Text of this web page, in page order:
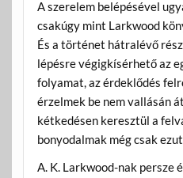
A szerelem belépésével
csakúgy mint Larkwood
És a történet hátralévő
lépésre végigkísérhető az
folyamat, az érdeklődés
érzelmek be nem vallásán
kétkedésen keresztül a
bonyodalmak még csak
A. K. Larkwood-nak persze